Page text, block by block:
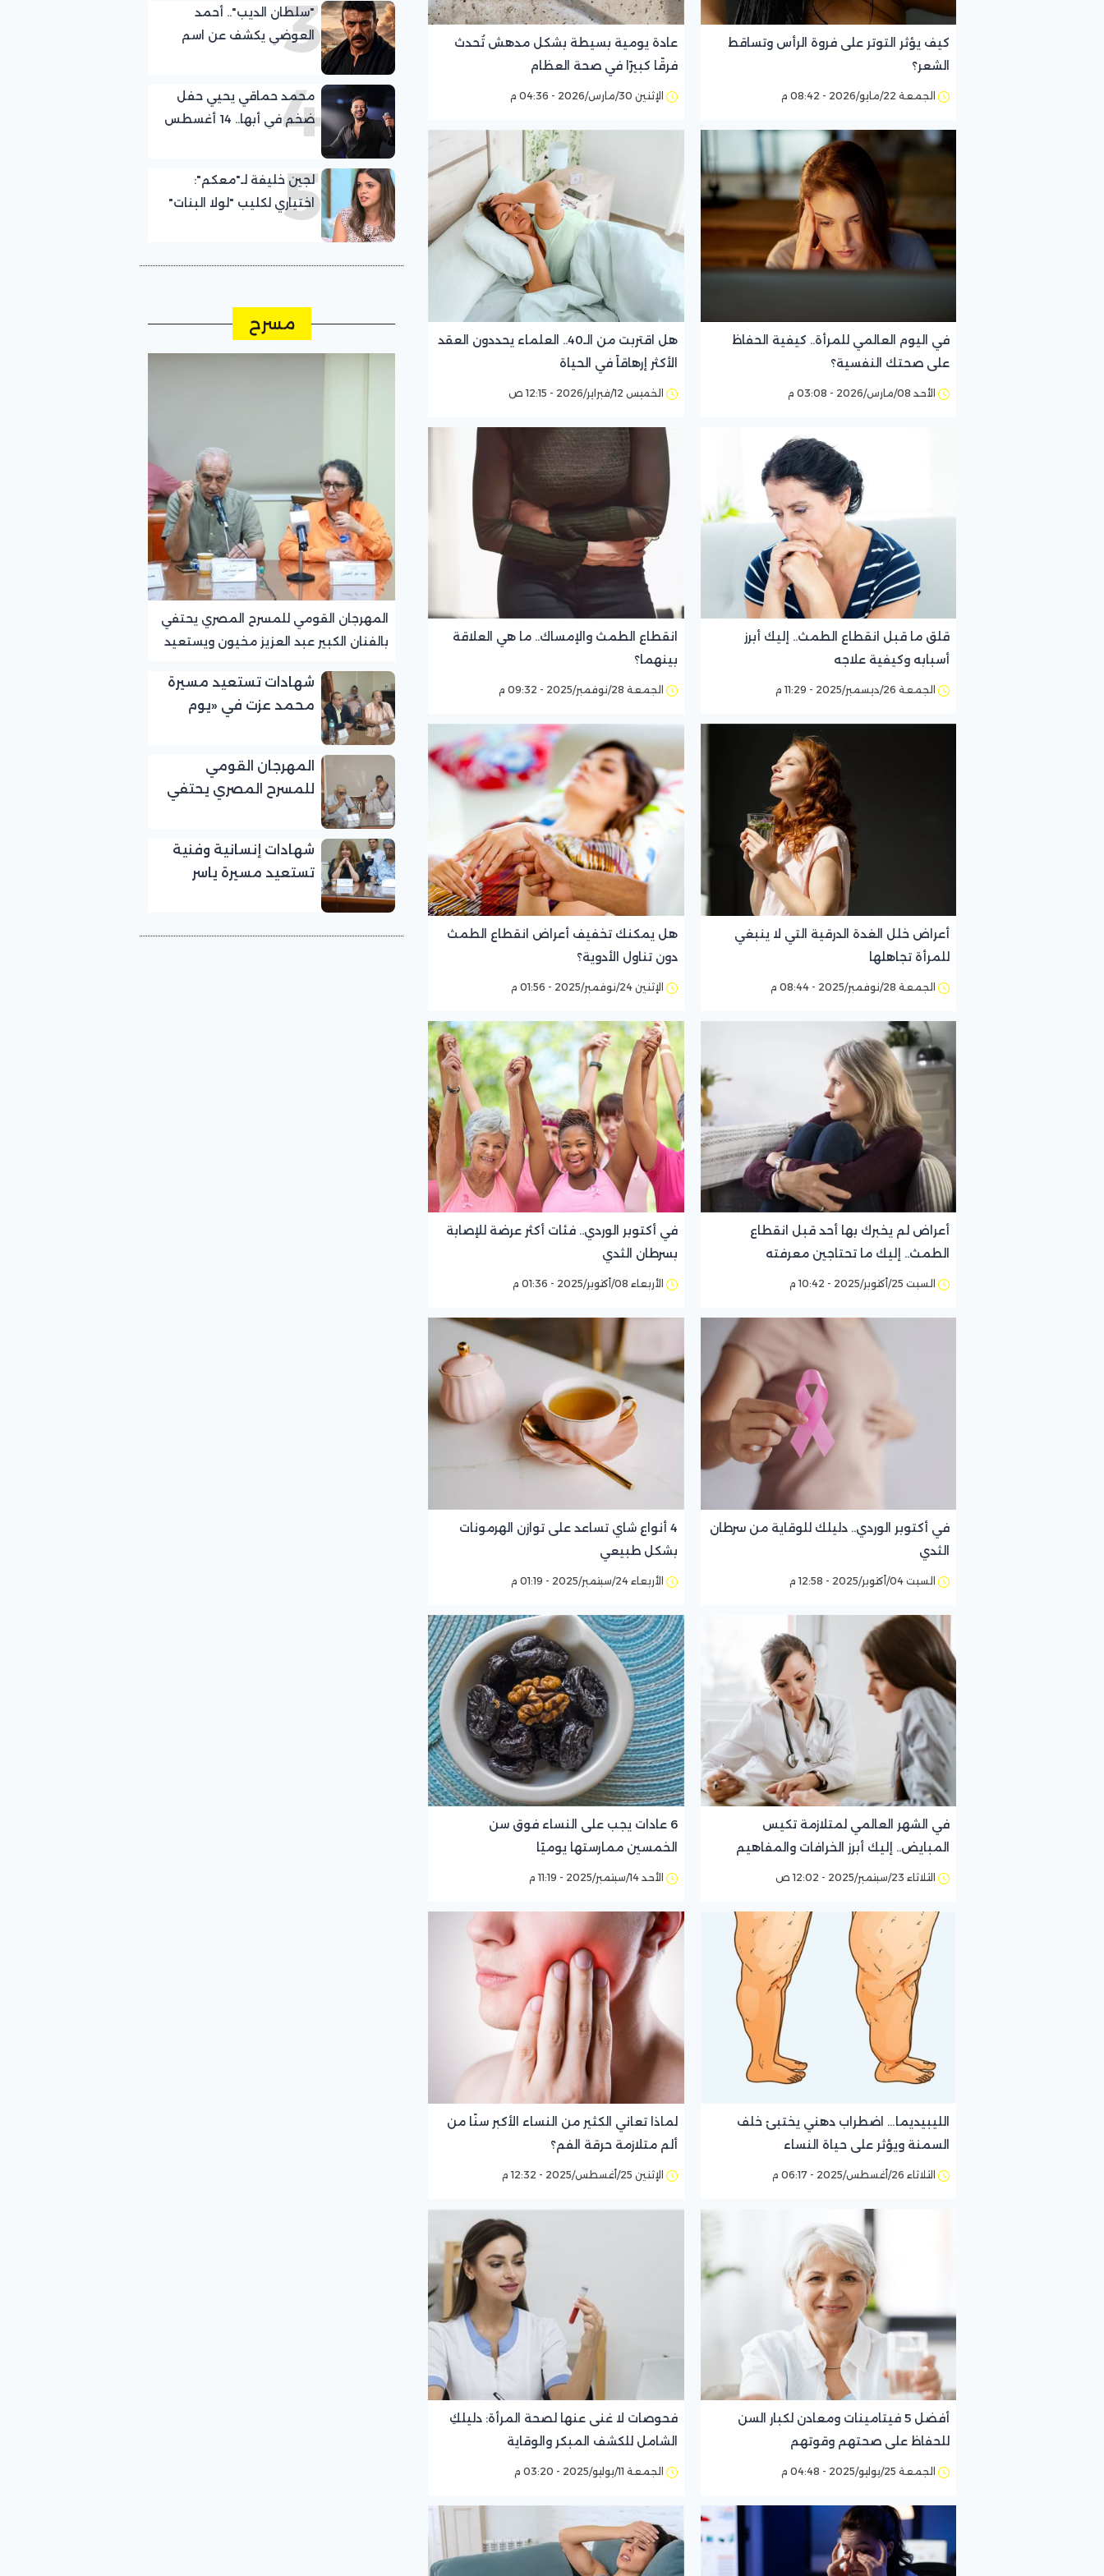
كيف يؤثر التوتر على فروة الرأس وتساقط
الشعر؟
الجمعة 22/مايو/2026 - 08:42 م
عادة يومية بسيطة بشكل مدهش تُحدث
فرقًا كبيرًا في صحة العظام
الإثنين 30/مارس/2026 - 04:36 م
في اليوم العالمي للمرأة.. كيفية الحفاظ
على صحتك النفسية؟
الأحد 08/مارس/2026 - 03:08 م
هل اقتربت من الـ40.. العلماء يحددون العقد
الأكثر إرهاقاً في الحياة
الخميس 12/فبراير/2026 - 12:15 ص
قلق ما قبل انقطاع الطمث.. إليك أبرز
أسبابه وكيفية علاجه
الجمعة 26/ديسمبر/2025 - 11:29 م
انقطاع الطمث والإمساك.. ما هي العلاقة
بينهما؟
الجمعة 28/نوفمبر/2025 - 09:32 م
أعراض خلل الغدة الدرقية التي لا ينبغي
للمرأة تجاهلها
الجمعة 28/نوفمبر/2025 - 08:44 م
هل يمكنك تخفيف أعراض انقطاع الطمث
دون تناول الأدوية؟
الإثنين 24/نوفمبر/2025 - 01:56 م
أعراض لم يخبرك بها أحد قبل انقطاع
الطمث.. إليك ما تحتاجين معرفته
السبت 25/أكتوبر/2025 - 10:42 م
في أكتوبر الوردي.. فئات أكثر عرضة للإصابة
بسرطان الثدي
الأربعاء 08/أكتوبر/2025 - 01:36 م
في أكتوبر الوردي.. دليلك للوقاية من سرطان
الثدي
السبت 04/أكتوبر/2025 - 12:58 م
4 أنواع شاي تساعد على توازن الهرمونات
بشكل طبيعي
الأربعاء 24/سبتمبر/2025 - 01:19 م
في الشهر العالمي لمتلازمة تكيس
المبايض.. إليك أبرز الخرافات والمفاهيم
الخاطئة عنها
الثلاثاء 23/سبتمبر/2025 - 12:02 ص
6 عادات يجب على النساء فوق سن
الخمسين ممارستها يوميًا
الأحد 14/سبتمبر/2025 - 11:19 م
الليبيديما… اضطراب دهني يختبئ خلف
السمنة ويؤثر على حياة النساء
الثلاثاء 26/أغسطس/2025 - 06:17 م
لماذا تعاني الكثير من النساء الأكبر سنًا من
ألم متلازمة حرقة الفم؟
الإثنين 25/أغسطس/2025 - 12:32 م
أفضل 5 فيتامينات ومعادن لكبار السن
للحفاظ على صحتهم وقوتهم
الجمعة 25/يوليو/2025 - 04:48 م
فحوصات لا غنى عنها لصحة المرأة: دليلكِ
الشامل للكشف المبكر والوقاية
الجمعة 11/يوليو/2025 - 03:20 م
3
"سلطان الديب".. أحمد
العوضي يكشف عن اسم
4
محمد حماقي يحيي حفل
ضخم في أبها.. 14 أغسطس
5
لجين خليفة لـ"معكم":
اختياري لكليب "لولا البنات"
مسرح
المهرجان القومي للمسرح المصري يحتفي
بالفنان الكبير عبد العزيز مخيون ويستعيد
شهادات تستعيد مسيرة
محمد عزت في «يوم
للمسرح المصري
المهرجان القومي
للمسرح المصري يحتفي
لرموز المسرح»
شهادات إنسانية وفنية
تستعيد مسيرة ياسر